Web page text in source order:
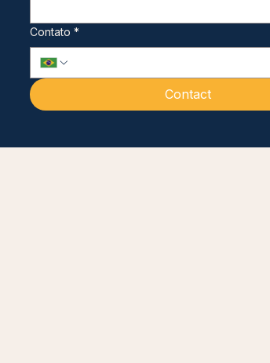
Contato *
Contact